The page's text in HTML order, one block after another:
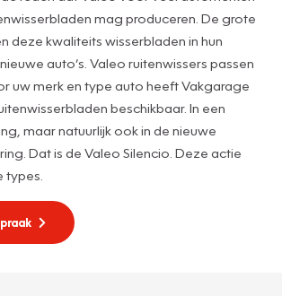
mag produceren. De grote
deze kwaliteits wisserbladen in hun
auto’s. Valeo ruitenwissers passen
uw merk en type auto heeft Vakgarage
beschikbaar. In een
maar natuurlijk ook in de nieuwe
Dat is de Valeo Silencio. Deze actie